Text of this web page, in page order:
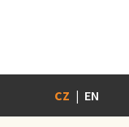
CZ | EN